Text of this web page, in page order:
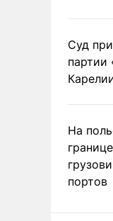
Суд
партии
На
портов